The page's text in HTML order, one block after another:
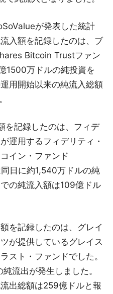
が発表した統計
入額を記録したのは、ブ
Bitcoin Trustファン
1500万ドルの純投資を
用開始以来の純流入総額
を記録したのは、フィデ
運用するフィデリティ・
イン・ファンド
同日に約1,540万ドルの純
の純流入額は109億ドル
を記録したのは、グレイ
が提供しているグレイス
スト・ファンドでした。
流出が発生しました。
出総額は259億ドルと報